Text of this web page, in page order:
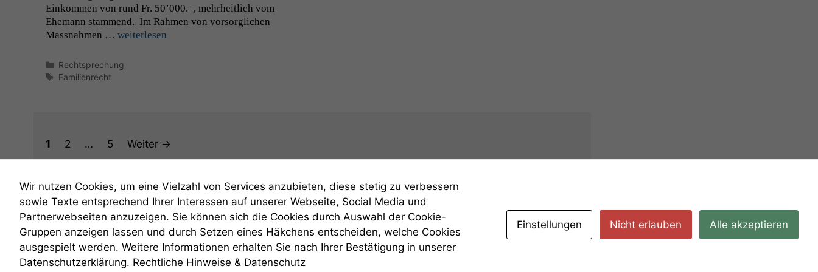
Einkom­men von rund Fr. 50’000.–, mehrheitlich vom
Ehe­mann stam­mend. Im Rah­men von vor­sor­glichen
Mass­nah­men … weit­er­lesen
Kategorien
Rechtsprechung
Schlagwörter
Familienrecht
Seite
1 Seite
2 … Seite
5 Weiter →
anmelden
Wir nutzen Cookies, um eine Vielzahl von Services anzubieten, diese stetig zu verbessern
sowie Texte entsprechend Ihrer Interessen auf unserer Webseite, Social Media und
Partnerwebseiten anzuzeigen. Sie können sich die Cookies durch Auswahl der Cookie-
Gruppen anzeigen lassen und durch Setzen eines Häkchens entscheiden, welche Cookies
ausgespielt werden. Weitere Informationen erhalten Sie nach Ihrer Bestätigung in unserer
Datenschutzerklärung. Rechtliche Hinweise & Datenschutz
Einstellungen Nicht erlauben Alle akzeptieren
durchführen zu
zu verbessern.